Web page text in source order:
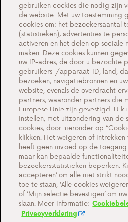
Werken bij Antargaz
Veelgestelde vragen
Contact
Cookie-instellingen
Cookiebeleid
Privacyverklaring
Contact
Belangrijke documenten
gebruiken cookies die nodig zijn
de website. Met uw toestemming
cookies om: het bezoekersaantal
(statistieken), advertenties te
activeren en het delen op sociale
maken. Deze cookies kunnen
uw IP-adres, de door u bezochte
gebruikers-/apparaat-ID, land,
bezoeken, navigatiebronnen en
website, evenals de overdracht
partners, waaronder partners die
Europese Unie zijn gevestigd. U
instellen, met uitzondering van de
cookies, door hieronder op
klikken. Het weigeren of intrekken
heeft geen invloed op de
maar kan bepaalde
bezoekersstatistieken beperken.
accepteren’ om alle niet strikt
toe te staan, ‘Alle cookies
of ‘Mijn selectie bevestigen’ om
slaan. Meer informatie:
Privacyverklaring